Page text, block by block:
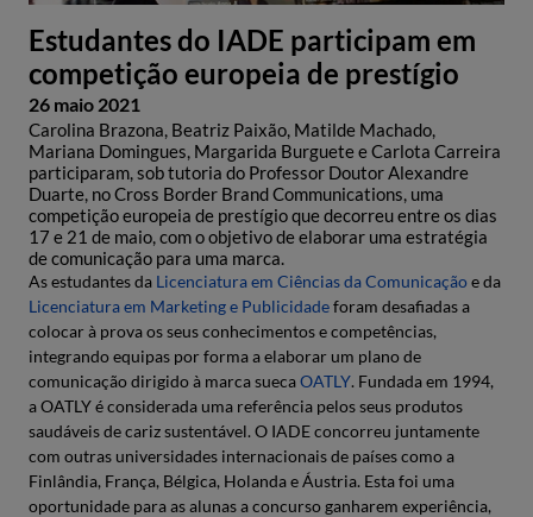
Estudantes do IADE participam em
competição europeia de prestígio
26 maio 2021
Carolina Brazona, Beatriz Paixão, Matilde Machado,
Mariana Domingues, Margarida Burguete e Carlota Carreira
participaram, sob tutoria do Professor Doutor Alexandre
Duarte, no Cross Border Brand Communications, uma
competição europeia de prestígio que decorreu entre os dias
17 e 21 de maio, com o objetivo de elaborar uma estratégia
de comunicação para uma marca.
As estudantes da Licenciatura em Ciências da Comunicaçãoe da
Licenciatura em Marketing e Publicidadeforam desafiadas a
colocar à prova os seus conhecimentos e competências,
integrando equipas por forma a elaborar um plano de
comunicação dirigido à marca suecaOATLY. Fundada em 1994,
a OATLY é considerada uma referência pelos seus produtos
saudáveis de cariz sustentável. O IADE concorreu juntamente
com outras universidades internacionais de países como a
Finlândia, França, Bélgica, Holanda e Áustria. Esta foi uma
oportunidade para as alunas a concurso ganharem experiência,